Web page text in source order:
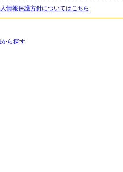
情報保護方針についてはこちら
から探す